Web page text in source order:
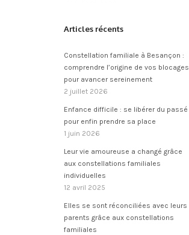
Articles récents
Constellation familiale à Besançon :
comprendre l’origine de vos blocages
pour avancer sereinement
2 juillet 2026
Enfance difficile : se libérer du passé
pour enfin prendre sa place
1 juin 2026
Leur vie amoureuse a changé grâce
aux constellations familiales
individuelles
12 avril 2025
Elles se sont réconciliées avec leurs
parents grâce aux constellations
familiales